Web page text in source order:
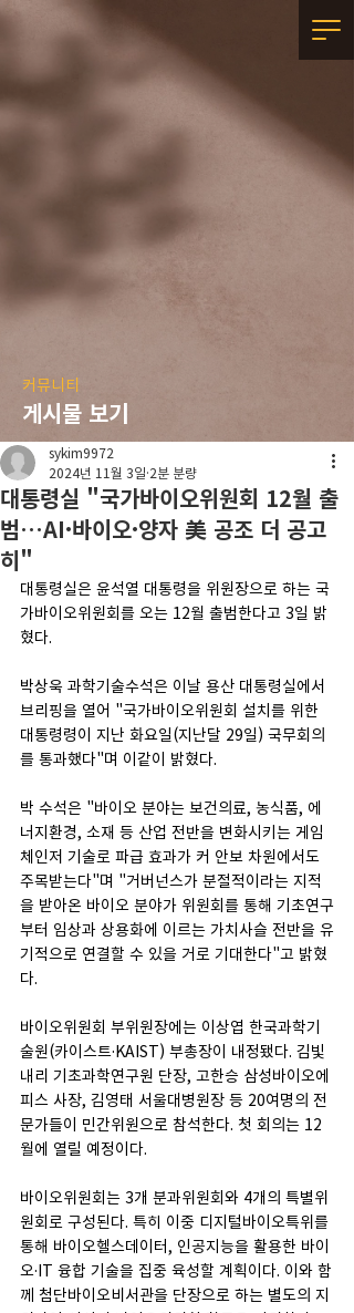
커뮤니티
게시물 보기
대통령실 "국가바이오위원회 12월 출
범…AI·바이오·양자 美 공조 더 공고
히"
sykim9972
2024년 11월 3일 2분 분량
대통령실은 윤석열 대통령을 위원장으로 하는 국
가바이오위원회를 오는 12월 출범한다고 3일 밝
혔다.
박상욱 과학기술수석은 이날 용산 대통령실에서
브리핑을 열어 "국가바이오위원회 설치를 위한
대통령령이 지난 화요일(지난달 29일) 국무회의
를 통과했다"며 이같이 밝혔다.
박 수석은 "바이오 분야는 보건의료, 농식품, 에
너지환경, 소재 등 산업 전반을 변화시키는 게임
체인저 기술로 파급 효과가 커 안보 차원에서도
주목받는다"며 "거버넌스가 분절적이라는 지적
을 받아온 바이오 분야가 위원회를 통해 기초연구
부터 임상과 상용화에 이르는 가치사슬 전반을 유
기적으로 연결할 수 있을 거로 기대한다"고 밝혔
다.
바이오위원회 부위원장에는 이상엽 한국과학기
술원(카이스트·KAIST) 부총장이 내정됐다. 김빛
내리 기초과학연구원 단장, 고한승 삼성바이오에
피스 사장, 김영태 서울대병원장 등 20여명의 전
문가들이 민간위원으로 참석한다. 첫 회의는 12
월에 열릴 예정이다.
바이오위원회는 3개 분과위원회와 4개의 특별위
원회로 구성된다. 특히 이중 디지털바이오특위를
통해 바이오헬스데이터, 인공지능을 활용한 바이
오·IT 융합 기술을 집중 육성할 계획이다. 이와 함
께 첨단바이오비서관을 단장으로 하는 별도의 지